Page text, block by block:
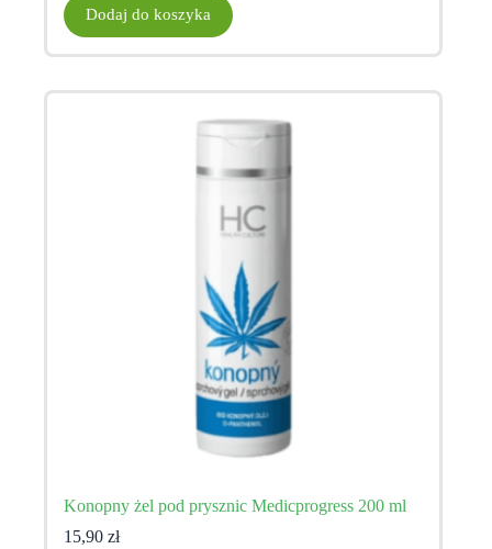
Dodaj do koszyka
Konopny żel pod prysznic Medicprogress 200 ml
15,90 zł